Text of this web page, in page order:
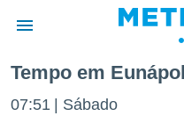
Tempo em
07:51 Sábado